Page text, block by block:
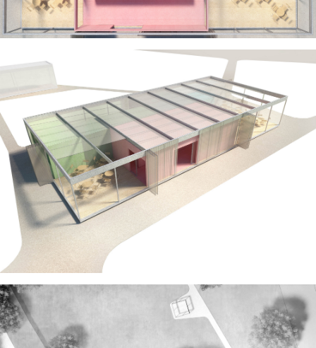
Stávající stav a urbanismus
Objekt bude součástí krajinného území
rozkládajícího se podél hranice areálu a
městského parku Stromovka. Výstaviště zde
plánuje kultivaci lokality s řadou
volnočasových aktivit, kde bude nový provoz
Výčepu a griloviště sloužit jako zázemí
přiléhající louce pro pořádání koncertů,
festivalů apod.
Nový objekt zároveň bude fungovat jako
jakýsi svorník dnes velmi oddělených území
a bude lákat návštěvníky z obou stran – ze
Stromovky i Výstaviště.
Dispozice a provoz